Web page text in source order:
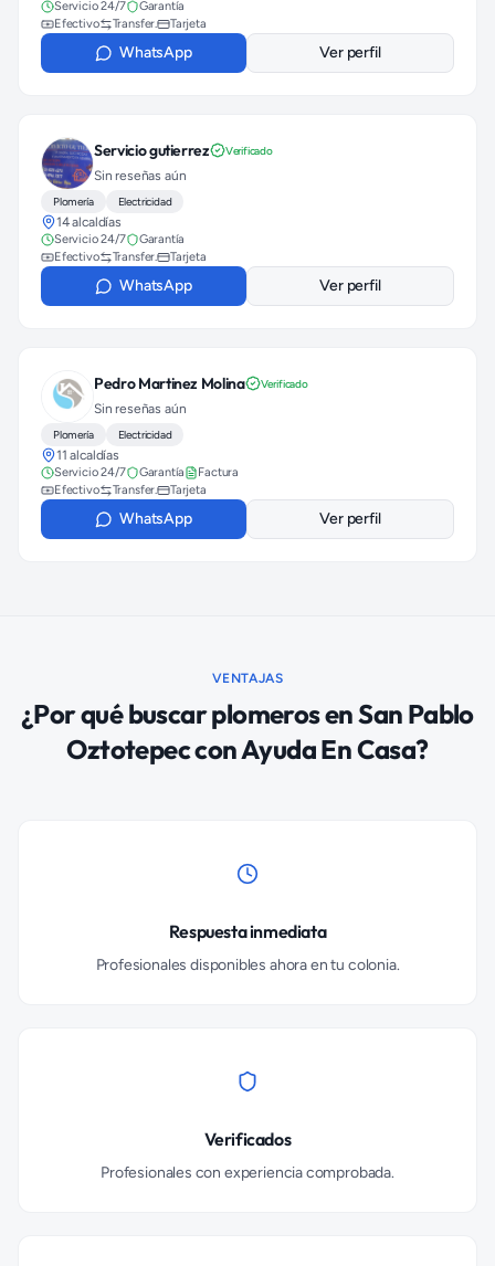
Servicio 24/7
Garantía
Efectivo
Transfer. Tarjeta
WhatsApp Ver perfil
Servicio gutierrez Verificado
Sin reseñas aún
Plomería Electricidad
14 alcaldías
Servicio 24/7
Garantía
Efectivo
Transfer. Tarjeta
WhatsApp Ver perfil
Pedro Martinez Molina Verificado
Sin reseñas aún
Plomería Electricidad
11 alcaldías
Servicio 24/7 Garantía
Factura
Efectivo
Transfer. Tarjeta
WhatsApp Ver perfil
VENTAJAS
¿Por qué buscarplomerosenSan Pablo
Oztotepeccon Ayuda En Casa?
Respuesta inmediata
Profesionales disponibles ahora en tu colonia.
Verificados
Profesionales con experiencia comprobada.